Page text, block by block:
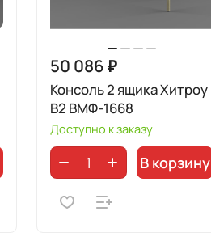
50 086 ₽
Консоль 2 ящика Хитроу
В2 ВМФ-1668
Доступно к заказу
В корзину